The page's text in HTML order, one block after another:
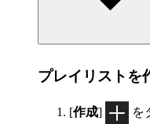
プレイリストを
[作成]
を